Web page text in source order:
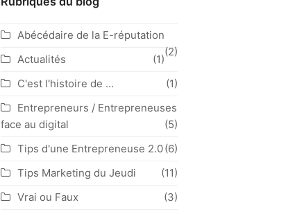
Abécédaire de la E-réputation
(2)
Actualités
(1)
C'est l'histoire de …
(1)
Entrepreneurs / Entrepreneuses
face au digital
(5)
Tips d'une Entrepreneuse 2.0(6)
Tips Marketing du Jeudi
(11)
Vrai ou Faux
(3)